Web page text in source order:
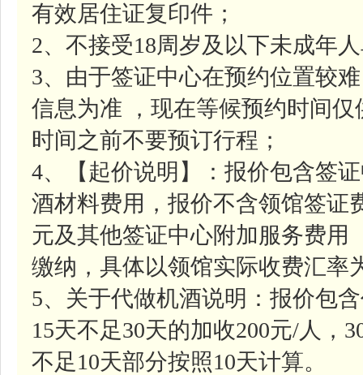
有效居住证复印件；
2、不接受18周岁及以下未成年
3、由于签证中心在预约位置较
信息为准 ，现在等候预约时间
时间之前不要预订行程；
4、【起价说明】：报价包含签
酒材料费用，报价不含领馆签证
元及其他签证中心附加服务费用
缴纳，具体以领馆实际收费汇率
5、关于代做机酒说明：报价包
15天不足30天的加收200元/人，
不足10天部分按照10天计算。